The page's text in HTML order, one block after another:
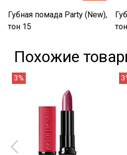
Губная помада Party (New),
тон 15
Похожие
3%